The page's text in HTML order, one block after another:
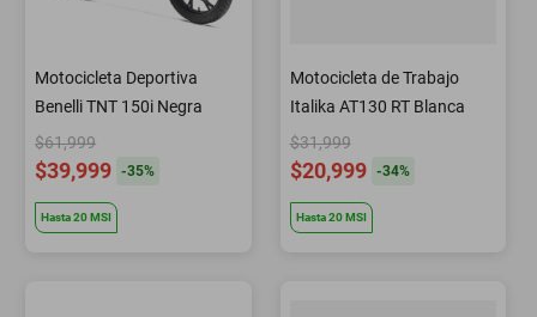
Motocicleta Deportiva
Benelli TNT 150i Negra
$61,999
$39,999 -35%
Hasta20MSI
Motocicleta de Trabajo
Italika AT130 RT Blanca
$31,999
$20,999 -34%
Hasta20MSI